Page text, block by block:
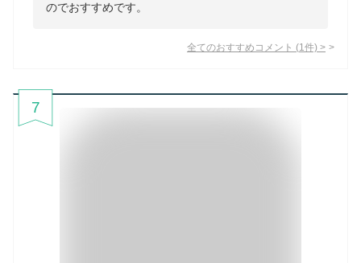
のでおすすめです。
全てのおすすめコメント (1 件) >
7